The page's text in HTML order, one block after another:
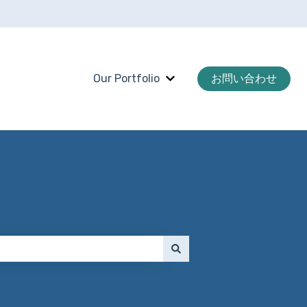
Our Portfolio
Our Portfolioのサブメニュ
お問い合わせ